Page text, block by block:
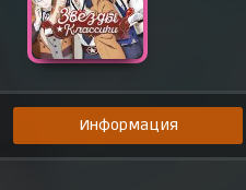
8 июня 2025 г.
Эпизод 11
15 июня 2025 г.
Эпизод 12
22 июня 2025 г.
Эпизод 13
29 июня 2025 г.
Информация